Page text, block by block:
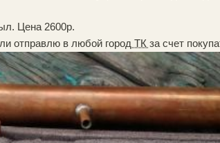
Цена 2600р.
отправлю в любой город ТК за счет